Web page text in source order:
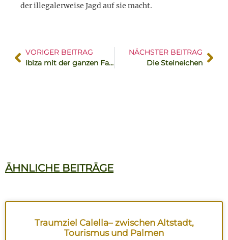
der illegalerweise Jagd auf sie macht.
VORIGER BEITRAG
Ibiza mit der ganzen Familie
NÄCHSTER BEITRAG
Die Steineichen
ÄHNLICHE BEITRÄGE
Traumziel Calella– zwischen Altstadt,
Tourismus und Palmen